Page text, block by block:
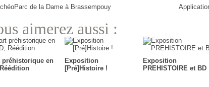
de la Dame à Brassempouy
aimerez aussi :
préhistorique en
Exposition
[Pré]Histoire !
Exposition
PREHISTOIRE et BD